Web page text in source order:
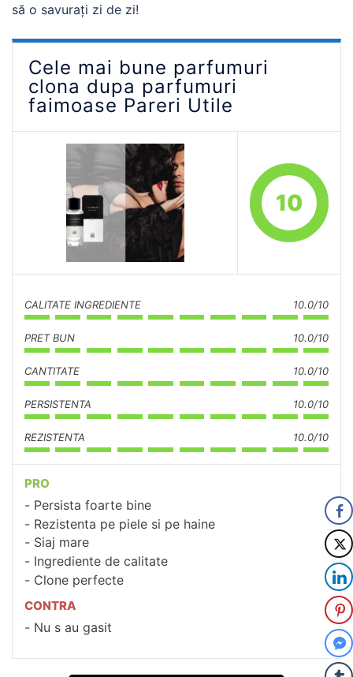
să o savurați zi de zi!
Cele mai bune parfumuri
clona dupa parfumuri
faimoase Pareri Utile
10
CALITATE INGREDIENTE 10.0/10
PRET BUN 10.0/10
CANTITATE 10.0/10
PERSISTENTA 10.0/10
REZISTENTA 10.0/10
PRO
Persista foarte bine
Rezistenta pe piele si pe haine
Siaj mare
Ingrediente de calitate
Clone perfecte
CONTRA
Nu s au gasit